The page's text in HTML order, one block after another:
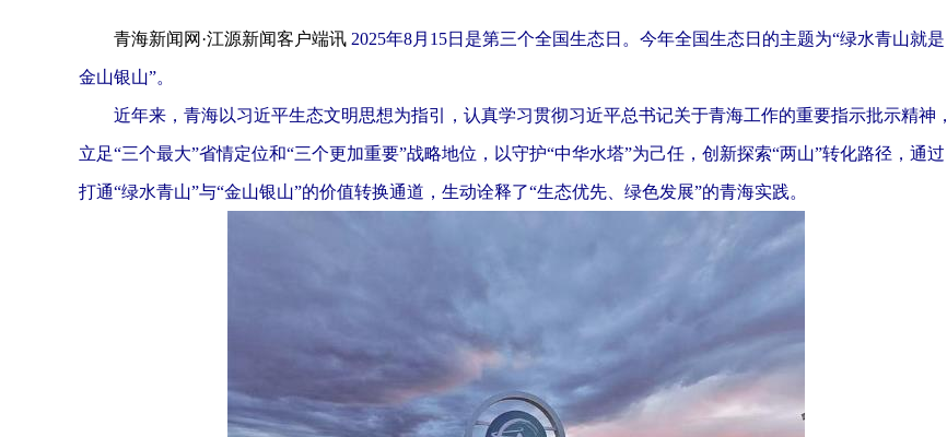
青海新闻网·江源新闻客户端讯 2025年8月15日是第三个全国生态日。今年全国生态日的主题为“绿水青山就是
金山银山”。
近年来，青海以习近平生态文明思想为指引，认真学习贯彻习近平总书记关于青海工作的重要指示批示精神，
立足“三个最大”省情定位和“三个更加重要”战略地位，以守护“中华水塔”为己任，创新探索“两山”转化路径，通过
打通“绿水青山”与“金山银山”的价值转换通道，生动诠释了“生态优先、绿色发展”的青海实践。